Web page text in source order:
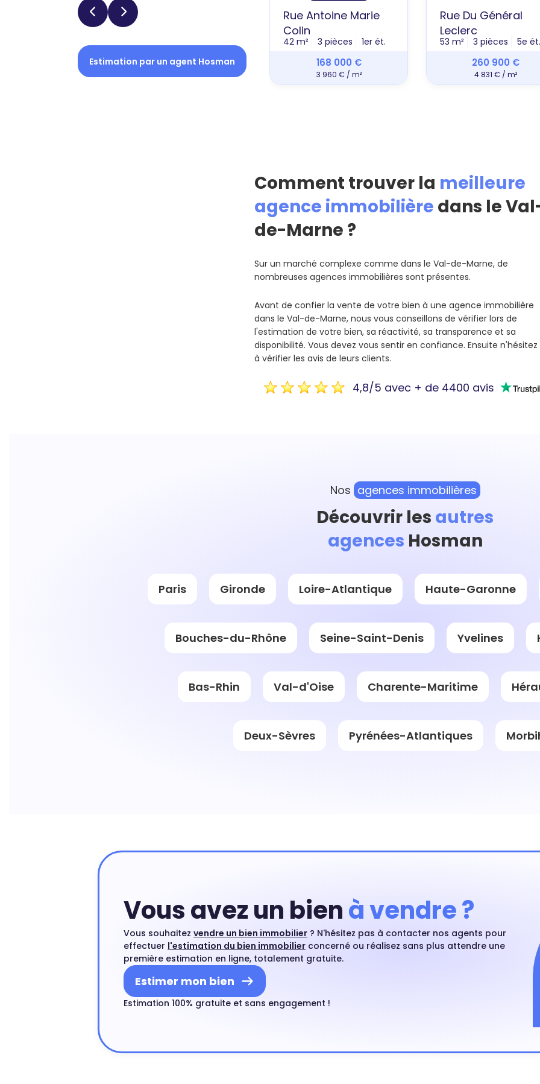
Estimation par un agent Hosman
Rue Antoine Marie
Colin
42 m² 3 pièces 1er ét.
168 000 €
3 960 € / m²
Rue Du Général
Leclerc
53 m² 3 pièces 5e ét.
260 900 €
4 831 € / m²
Comment trouver la meilleure
agence immobilière dans le
de-Marne ?
Sur un marché complexe comme dans le Val-de-Marne, de
nombreuses agences immobilières sont présentes.
Avant de confier la vente de votre bien à une agence immobilière
dans le Val-de-Marne, nous vous conseillons de vérifier lors de
l'estimation de votre bien, sa réactivité, sa transparence et sa
disponibilité. Vous devez vous sentir en confiance. Ensuite n'hésitez
à vérifier les avis de leurs clients.
4,8/5 avec + de 4400 avis
Nos agences immobilières
Découvrir les autres
agences Hosman
Paris Gironde Loire-Atlantique Haute-Garonne
Bouches-du-Rhône Seine-Saint-Denis Yvelines
Bas-Rhin Val-d'Oise Charente-Maritime
Deux-Sèvres Pyrénées-Atlantiques
Vous avez un bienà vendre ?
Vous souhaitez vendre un bien immobilier ? N'hésitez pas à contacter nos agents pour
effectuer l'estimation du bien immobilier concerné ou réalisez sans plus attendre une
première estimation en ligne, totalement gratuite.
Estimer mon bien
Estimation 100% gratuite et sans engagement !